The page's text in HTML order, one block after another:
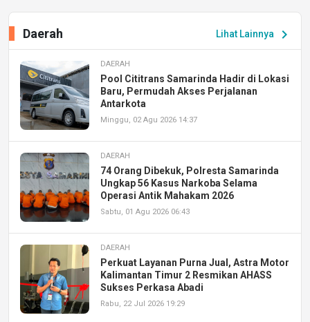
Lihat Lainnya chevron_right
Daerah
DAERAH
Pool Cititrans Samarinda Hadir di Lokasi
Baru, Permudah Akses Perjalanan
Antarkota
Minggu, 02 Agu 2026 14:37
DAERAH
74 Orang Dibekuk, Polresta Samarinda
Ungkap 56 Kasus Narkoba Selama
Operasi Antik Mahakam 2026
Sabtu, 01 Agu 2026 06:43
DAERAH
Perkuat Layanan Purna Jual, Astra Motor
Kalimantan Timur 2 Resmikan AHASS
Sukses Perkasa Abadi
Rabu, 22 Jul 2026 19:29